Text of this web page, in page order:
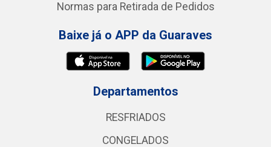
Normas para Retirada de Pedidos
Baixe já o APP da Guaraves
Departamentos
RESFRIADOS
CONGELADOS